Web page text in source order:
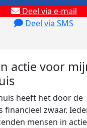
Deel via e-mail
Deel via SMS
actie voor
heeft het door de
financieel zwaar.
mensen in